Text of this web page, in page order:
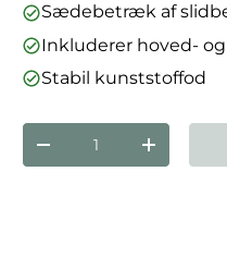
Sædebetræk af
Inkluderer hoved-
Stabil kunststoffod
Antal
Reducer mængden
Forøg